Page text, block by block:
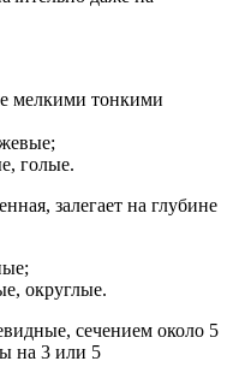
мелкими тонкими
голые.
залегает на глубине
округлые.
сечением около 5
на 3 или 5